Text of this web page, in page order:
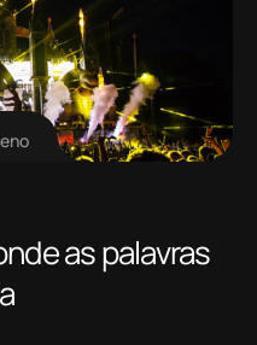
as palavras